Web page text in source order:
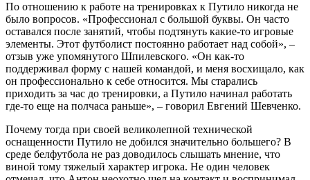
По отношению к работе на тренировках к Путило никогда не
было вопросов. «Профессионал с большой буквы. Он часто
оставался после занятий, чтобы подтянуть какие-то игровые
элементы. Этот футболист постоянно работает над собой», –
отзыв уже упомянутого Шпилевского. «Он как-то
поддерживал форму с нашей командой, и меня восхищало, как
он профессионально к себе относится. Мы старались
приходить за час до тренировки, а Путило начинал работать
где-то еще на полчаса раньше», – говорил Евгений Шевченко.
Почему тогда при своей великолепной технической
оснащенности Путило не добился значительно большего? В
среде белфутбола не раз доводилось слышать мнение, что
виной тому тяжелый характер игрока. Не один человек